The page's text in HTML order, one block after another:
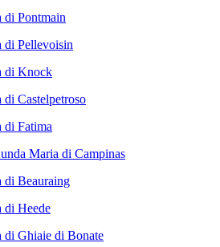
di Pontmain
di Pellevoisin
di Knock
di Castelpetroso
di Fatima
Maria di Campinas
di Beauraing
di Heede
di Ghiaie di Bonate